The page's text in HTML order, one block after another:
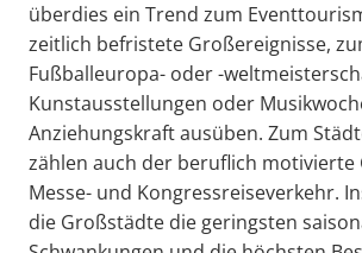
überdies ein Trend zum
zeitlich befristete Großereignisse,
Fußballeuropa- oder -
Kunstausstellungen oder
Anziehungskraft ausüben. Zum
zählen auch der beruflich motivierte
Messe- und Kongressreiseverkehr.
die Großstädte die geringsten